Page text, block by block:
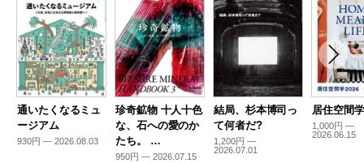
通いたくなるミュ
ージアム
930円 — 2026.08.03
珍奇鉱物 十人十色
な、石への愛のか
たち。 …
950円 — 2026.07.15
結局、杉本博司っ
て何者だ?
1,200円 —
2026.07.01
居住空間
1,000円 —
2026.06.15